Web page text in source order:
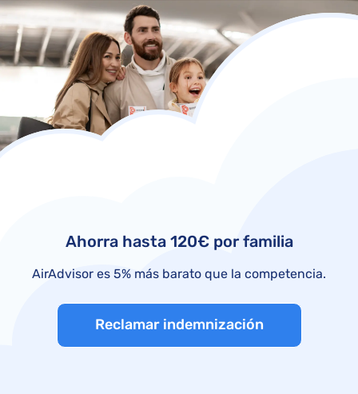
Ahorra hasta 120€ por familia
AirAdvisor es 5% más barato que la competencia.
Reclamar indemnización